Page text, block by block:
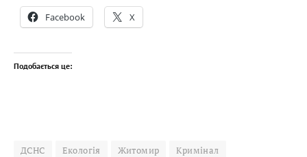
Facebook X
Подобається це:
ДСНС Екологія Житомир
Кримінал